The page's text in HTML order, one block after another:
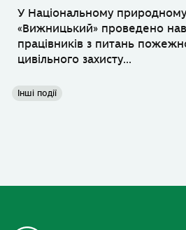
У Національному
«Вижницький» проведено
працівників з питань
цивільного захисту...
Інші події